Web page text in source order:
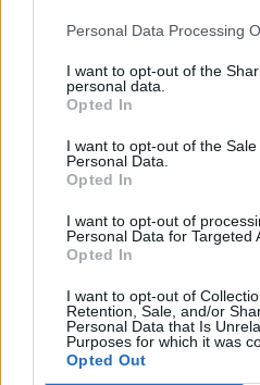
Personal Data Processing
I want to opt-out of the
personal data.
Opted In
I want to opt-out of the
Personal Data.
Opted In
I want to opt-out of
Personal Data for Targeted
Opted In
I want to opt-out of
Retention, Sale, and/or
Personal Data that Is
Purposes for which it was
Opted Out
Redazione
IMPRESA E MANAGEMENT
cessione e
Redazione
TENDENZE E SOSTENIBILITÀ
rinnovabili sposano
Redazione